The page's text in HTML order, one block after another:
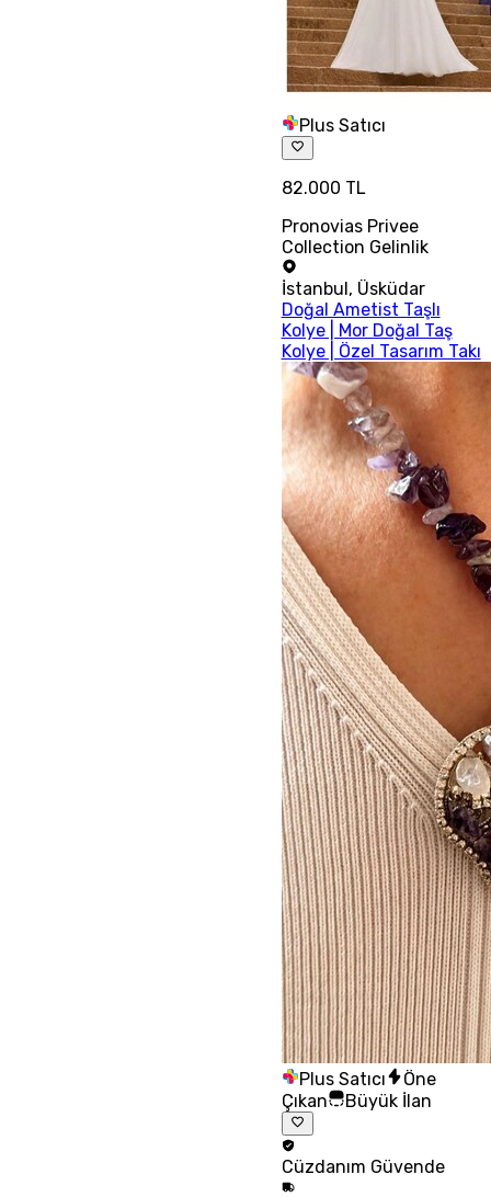
Plus Satıcı
82.000 TL
Pronovias Privee
Collection Gelinlik
İstanbul, Üsküdar
Doğal Ametist Taşlı
Kolye | Mor Doğal Taş
Kolye | Özel Tasarım Takı
Plus Satıcı
Öne
Çıkan
Büyük İlan
Cüzdanım Güvende